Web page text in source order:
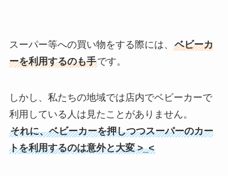
スーパー等への買い物をする際には、 ベビーカ
ーを利用するのも手です。
しかし、私たちの地域では店内でベビーカーで
利用している人は見たことがありません。
それに、ベビーカーを押しつつスーパーのカー
トを利用するのは意外と大変 >_<